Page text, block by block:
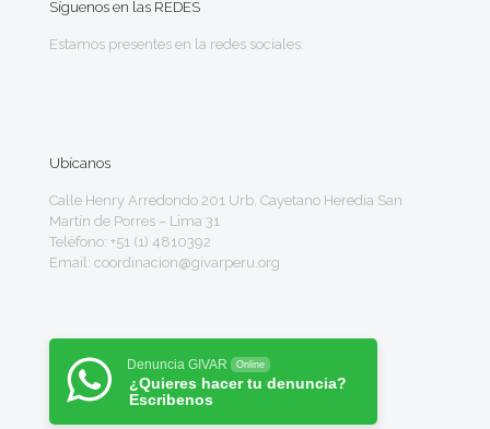
Síguenos en las REDES
Estamos presentes en la redes sociales:
Ubícanos
Calle Henry Arredondo 201 Urb, Cayetano Heredia San
Martín de Porres – Lima 31
Teléfono: +51 (1) 4810392
Email: coordinacion@givarperu.org
Denuncia GIVAR Online
¿Quieres hacer tu denuncia?
Escribenos